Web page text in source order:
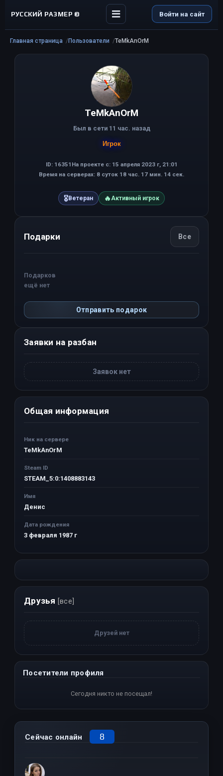
РУССКИЙ РАЗМЕР © Войти на сайт
Главная страница Пользователи TeMkAnOrM
TeMkAnOrM
Был в сети 11 час. назад
Игрок
ID: 16351 На проекте с: 15 апреля 2023 г, 21:01
Время на серверах: 8 суток 18 час. 17 мин. 14 сек.
🎖Ветеран 🔥Активный игрок
Подарки Все
Подарков
ещё нет
Отправить подарок
Заявки на разбан
Заявок нет
Общая информация
Ник на сервере
TeMkAnOrM
Steam ID
STEAM_5:0:1408883143
Имя
Денис
Дата рождения
3 февраля 1987 г
Друзья [все]
Друзей нет
Посетители профиля
Сегодня никто не посещал!
Сейчас онлайн 8